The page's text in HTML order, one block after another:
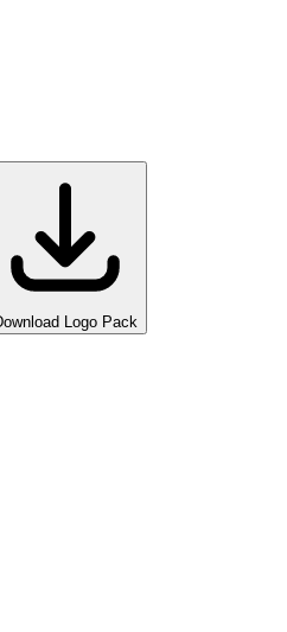
Logo Pack